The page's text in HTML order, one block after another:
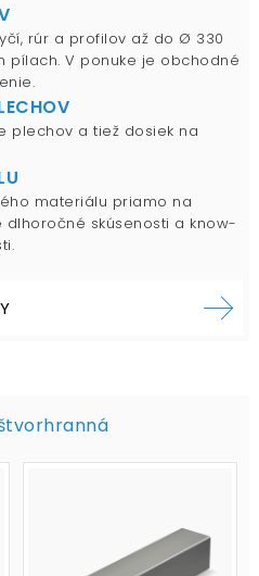
rúr a profilov až do Ø 330
pílach. V ponuke je obchodné
plechov a tiež dosiek na
materiálu priamo na
skúsenosti a know-